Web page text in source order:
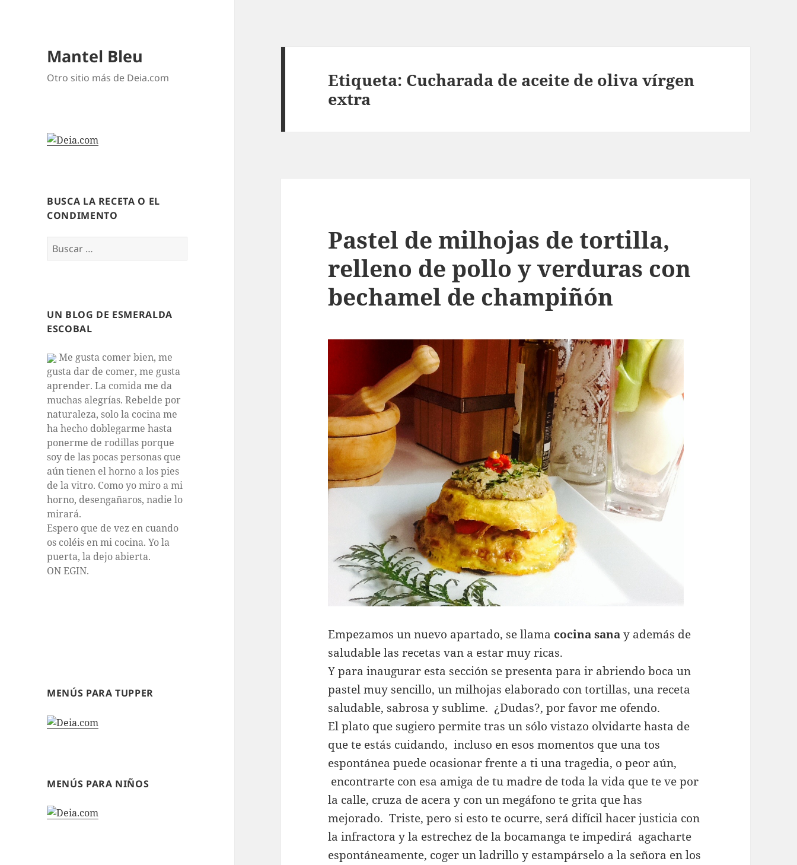
Mantel Bleu
Otro sitio más de Deia.com
BUSCA LA RECETA O EL
CONDIMENTO
Buscar:
UN BLOG DE ESMERALDA
ESCOBAL
Me gusta comer bien, me
gusta dar de comer, me gusta
aprender. La comida me da
muchas alegrías. Rebelde por
naturaleza, solo la cocina me
ha hecho doblegarme hasta
ponerme de rodillas porque
soy de las pocas personas que
aún tienen el horno a los pies
de la vitro. Como yo miro a mi
horno, desengañaros, nadie lo
mirará.
Espero que de vez en cuando
os coléis en mi cocina. Yo la
puerta, la dejo abierta.
ON EGIN.
MENÚS PARA TUPPER
MENÚS PARA NIÑOS
Etiqueta: Cucharada de aceite de oliva vírgen
extra
Pastel de milhojas de tortilla,
relleno de pollo y verduras con
bechamel de champiñón
Empezamos un nuevo apartado, se llama cocina sanay además de
saludable las recetas van a estar muy ricas.
Y para inaugurar esta sección se presenta para ir abriendo boca un
pastel muy sencillo, un milhojas elaborado con tortillas, una receta
saludable, sabrosa y sublime. ¿Dudas?, por favor me ofendo.
El plato que sugiero permite tras un sólo vistazo olvidarte hasta de
que te estás cuidando, incluso en esos momentos que una tos
espontánea puede ocasionar frente a ti una tragedia, o peor aún,
encontrarte con esa amiga de tu madre de toda la vida que te ve por
la calle, cruza de acera y con un megáfono te grita que has
mejorado. Triste, pero si esto te ocurre, será difícil hacer justicia con
la infractora y la estrechez de la bocamanga te impedirá agacharte
espontáneamente, coger un ladrillo y estampárselo a la señora en los